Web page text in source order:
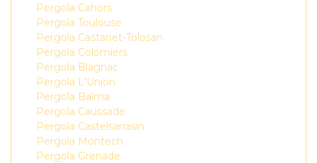
Pergola Cahors
Pergola Toulouse
Pergola Castanet-Tolosan
Pergola Colomiers
Pergola Blagnac
Pergola L'Union
Pergola Balma
Pergola Caussade
Pergola Castelsarrasin
Pergola Montech
Pergola Grenade